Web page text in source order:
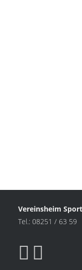
Vereinsheim
Tel.: 08251 / 63 59